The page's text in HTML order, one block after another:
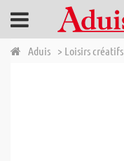
Aduis > Loisirs créatifs